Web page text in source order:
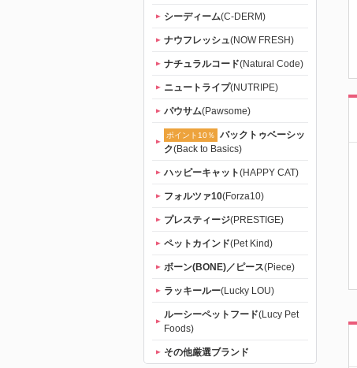
シーディーム(C-DERM)
ナウフレッシュ(NOW FRESH)
ナチュラルコード(Natural Code)
ニュートライプ(NUTRIPE)
パウサム(Pawsome)
ポイント10％
バックトゥベーシッ
ク(Back to Basics)
ハッピーキャット(HAPPY CAT)
フォルツァ10(Forza10)
プレスティージ(PRESTIGE)
ペットカインド(Pet Kind)
ボーン(BONE)／ピース(Piece)
ラッキールー(Lucky LOU)
ルーシーペットフード(Lucy Pet
Foods)
その他厳選ブランド